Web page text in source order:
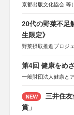
京都出版文化協会 等）
集英社、小学館、祥
マ社、徳間書店、早
20代の野菜不足
生限定》
野菜摂取推進プロジ
第4回 健康をめ
一般財団法人健康と
NEW
三井住
賞」